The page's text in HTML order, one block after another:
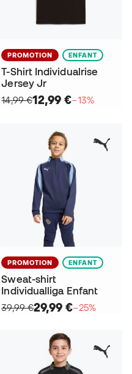
PROMOTION ENFANT
T-Shirt Individualrise
Jersey Jr
14,99 €12,99 €−13%
PROMOTION ENFANT
Sweat-shirt
Individualliga Enfant
39,99 €29,99 €−25%